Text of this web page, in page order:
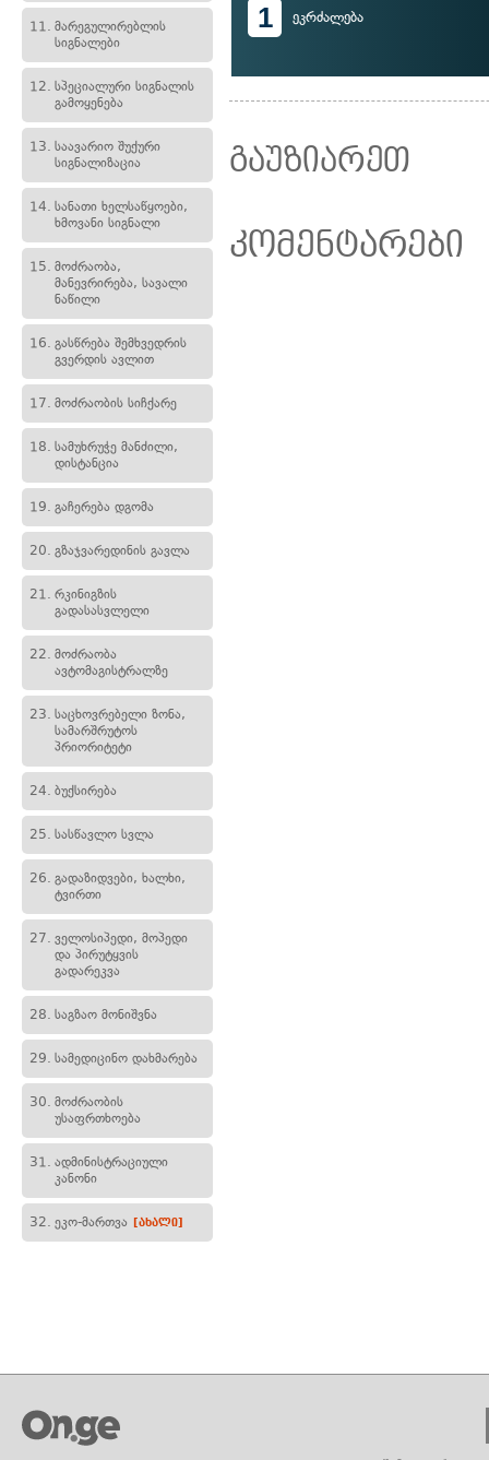
11. მარეგულირებლის
სიგნალები
12. სპეციალური სიგნალის
გამოყენება
13. საავარიო შუქური
სიგნალიზაცია
14. სანათი ხელსაწყოები,
ხმოვანი სიგნალი
15. მოძრაობა,
მანევრირება, სავალი
ნაწილი
16. გასწრება შემხვედრის
გვერდის ავლით
17. მოძრაობის სიჩქარე
18. სამუხრუჭე მანძილი,
დისტანცია
19. გაჩერება დგომა
20. გზაჯვარედინის გავლა
21. რკინიგზის
გადასასვლელი
22. მოძრაობა
ავტომაგისტრალზე
23. საცხოვრებელი ზონა,
სამარშრუტოს
პრიორიტეტი
24. ბუქსირება
25. სასწავლო სვლა
26. გადაზიდვები, ხალხი,
ტვირთი
27. ველოსიპედი, მოპედი
და პირუტყვის
გადარეკვა
28. საგზაო მონიშვნა
29. სამედიცინო დახმარება
30. მოძრაობის
უსაფრთხოება
31. ადმინისტრაციული
კანონი
32. ეკო-მართვა [ახალი]
1 ეკრძალება
გაუზიარეთ
კომენტარები